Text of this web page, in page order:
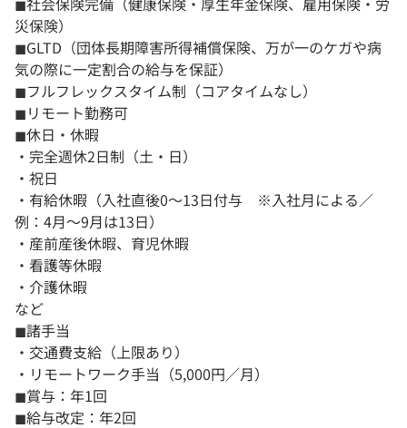
災保険）
◼︎GLTD（団体長期障害所得補償保険、万が一のケガや病
気の際に一定割合の給与を保証）
◼︎フルフレックスタイム制（コアタイムなし）
◼︎リモート勤務可
◼︎休日・休暇
・完全週休2日制（土・日）
・祝日
・有給休暇（入社直後0～13日付与 ※入社月による／
例：4月〜9月は13日）
・産前産後休暇、育児休暇
・看護等休暇
・介護休暇
など
◼︎諸手当
・交通費支給（上限あり）
・リモートワーク手当（5,000円／月）
◼︎賞与：年1回
◼︎給与改定：年2回